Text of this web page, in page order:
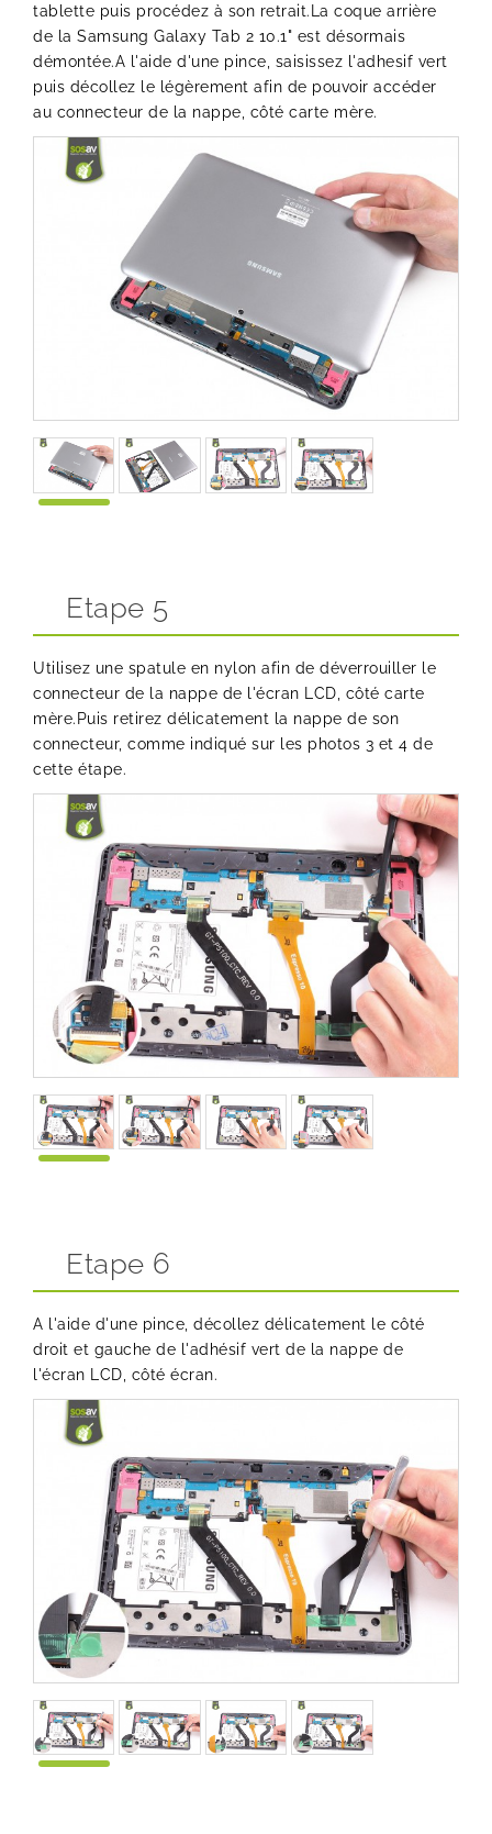
tablette puis procédez à son retrait.La coque arrière
de la Samsung Galaxy Tab 2 10.1" est désormais
démontée.A l'aide d'une pince, saisissez l'adhesif vert
puis décollez le légèrement afin de pouvoir accéder
au connecteur de la nappe, côté carte mère.
Etape 5
Utilisez une spatule en nylon afin de déverrouiller le
connecteur de la nappe de l'écran LCD, côté carte
mère.Puis retirez délicatement la nappe de son
connecteur, comme indiqué sur les photos 3 et 4 de
cette étape.
Etape 6
A l'aide d'une pince, décollez délicatement le côté
droit et gauche de l'adhésif vert de la nappe de
l'écran LCD, côté écran.